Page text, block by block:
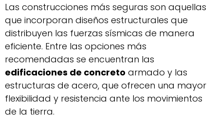
Las construcciones más seguras son aquellas
que incorporan diseños estructurales que
distribuyen las fuerzas sísmicas de manera
eficiente. Entre las opciones más
recomendadas se encuentran las
edificaciones de concreto armado y las
estructuras de acero, que ofrecen una mayor
flexibilidad y resistencia ante los movimientos
de la tierra.